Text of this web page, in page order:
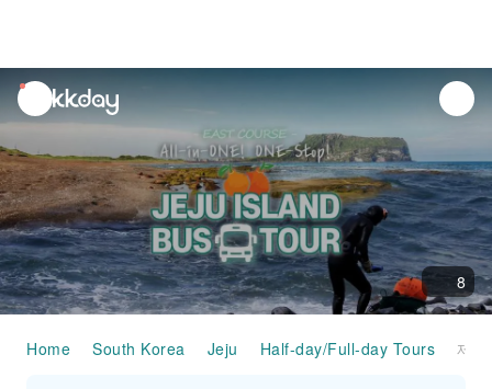
unread
notifications
8
Home South Korea Jeju Half-day/Full-day Tours